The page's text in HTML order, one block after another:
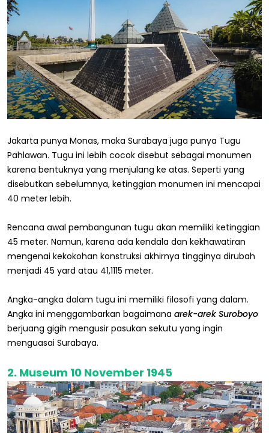
Jakarta punya Monas, maka Surabaya juga punya Tugu
Pahlawan. Tugu ini lebih cocok disebut sebagai monumen
karena bentuknya yang menjulang ke atas. Seperti yang
disebutkan sebelumnya, ketinggian monumen ini mencapai
40 meter lebih.
Rencana awal pembangunan tugu akan memiliki ketinggian
45 meter. Namun, karena ada kendala dan kekhawatiran
mengenai kekokohan konstruksi akhirnya tingginya dirubah
menjadi 45 yard atau 41,1115 meter.
Angka-angka dalam tugu ini memiliki filosofi yang dalam.
Angka ini menggambarkan bagaimana arek-arek Suroboyo
berjuang gigih mengusir pasukan sekutu yang ingin
menguasai Surabaya.
2. Museum 10 November 1945